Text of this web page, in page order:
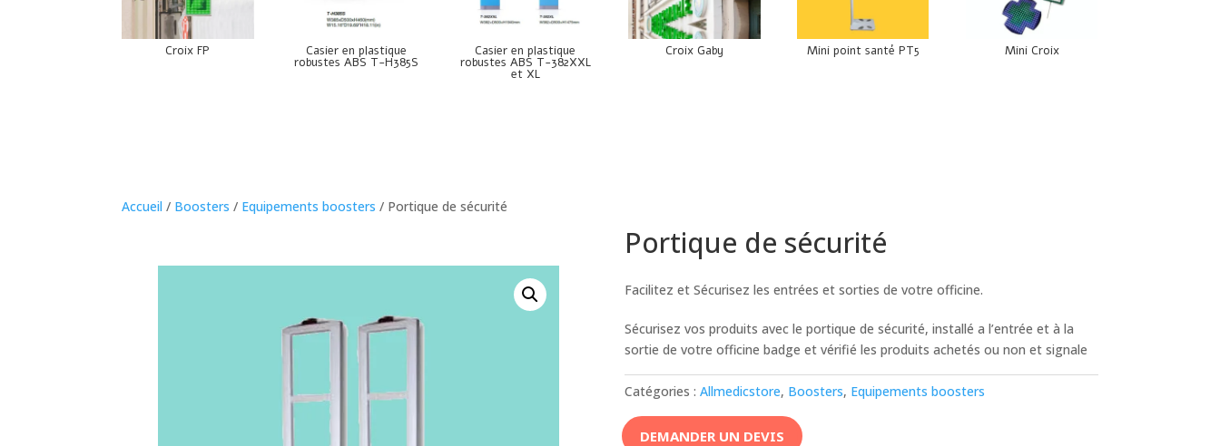
Croix FP Casier en plastique
robustes ABS T-H385S
Casier en plastique
robustes ABS T-382XXL
et XL
Croix Gaby Mini point santé PT5 Mini Croix
Accueil / Boosters / Equipements boosters / Portique de sécurité
Portique de sécurité
Facilitez et Sécurisez les entrées et sorties de votre officine.
Sécurisez vos produits avec le portique de sécurité, installé a l’entrée et à la
sortie de votre officine badge et vérifié les produits achetés ou non et signale
Catégories :Allmedicstore, Boosters, Equipements boosters
DEMANDER UN DEVIS